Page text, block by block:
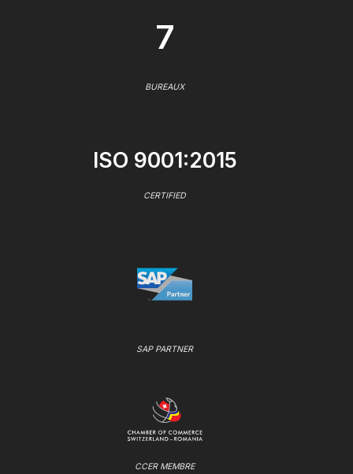
7
BUREAUX
ISO 9001:2015
CERTIFIED
SAP PARTNER
CCER MEMBRE